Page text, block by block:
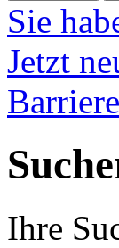
Sie
Jetzt
Ihre